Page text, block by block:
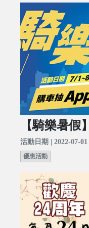
【騎樂暑假
活動日期 | 2022-07-01
優惠活動